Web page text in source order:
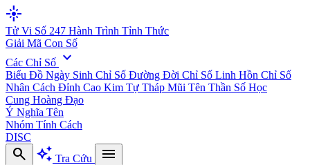
flare
Tử Vi Số 247 Hành Trình Tỉnh Thức
Giải Mã Con Số
Các Chỉ Số expand_more
Biểu Đồ Ngày Sinh Chỉ Số Đường Đời Chỉ Số Linh Hồn Chỉ Số
Nhân Cách Đỉnh Cao Kim Tự Tháp Mũi Tên Thần Số Học
Cung Hoàng Đạo
Ý Nghĩa Tên
Nhóm Tính Cách
DISC
search auto_awesome Tra Cứu menu